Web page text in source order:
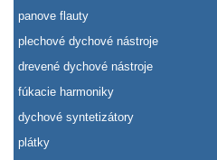
panove flauty
plechové dychové nástroje
drevené dychové nástroje
fúkacie harmoniky
dychové syntetizátory
plátky